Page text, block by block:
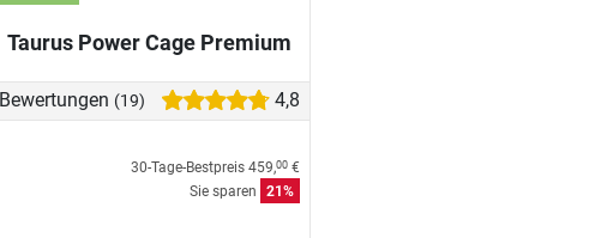
Taurus Power Cage Premium
Bewertungen (19) 4,8
30-Tage-Bestpreis 459,00 €
Sie sparen
21%